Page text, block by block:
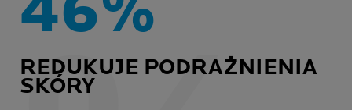
REDUKUJE PODRAŻNIENIA
SKÓRY